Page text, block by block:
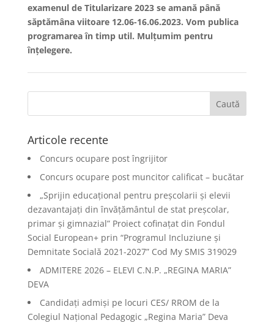
examenul de Titularizare 2023 se amană până
săptămâna viitoare 12.06-16.06.2023. Vom publica
programarea în timp util. Mulțumim pentru
înțelegere.
Articole recente
Concurs ocupare post îngrijitor
Concurs ocupare post muncitor calificat – bucătar
„Sprijin educațional pentru preșcolarii și elevii
dezavantajați din învățământul de stat preșcolar,
primar și gimnazial” Proiect cofinațat din Fondul
Social European+ prin “Programul Incluziune și
Demnitate Socială 2021-2027” Cod My SMIS 319029
ADMITERE 2026 – ELEVI C.N.P. „REGINA MARIA”
DEVA
Candidați admiși pe locuri CES/ RROM de la
Colegiul Național Pedagogic „Regina Maria” Deva